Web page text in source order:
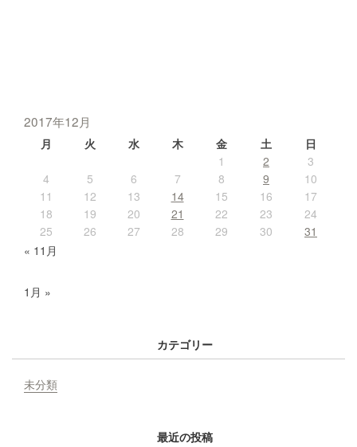
2017年12月
月 火 水 木 金 土
日
1
2
3
4
5 6 7 8 9
10
11
12 13 14 15 16
17
18
19 20 21 22 23
24
25
26 27 28 29 30
31
« 11月
1月 »
カテゴリー
未分類
最近の投稿